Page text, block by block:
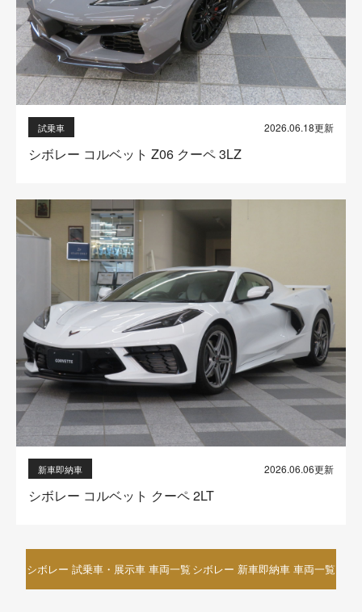
試乗車 2026.06.18更新
シボレー コルベット Z06 クーペ 3LZ
新車即納車 2026.06.06更新
シボレー コルベット クーペ 2LT
シボレー 試乗車・展示車 車両一覧 シボレー 新車即納車 車両一覧